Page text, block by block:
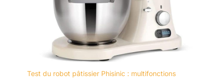
Test du robot pâtissier Phisinic : multifonctions